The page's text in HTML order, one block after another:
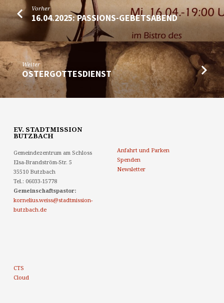
Vorher
16.04.2025: PASSIONS-GEBETSABEND
Weiter
OSTERGOTTESDIENST
EV. STADTMISSION
BUTZBACH
Gemeindezentrum am Schloss
Elsa-Brandström-Str. 5
35510 Butzbach
Tel.: 06033-15778
Gemeinschaftspastor:
kornelius.weiss@stadtmission-
butzbach.de
Anfahrt und Parken
Spenden
Newsletter
CTS
Cloud